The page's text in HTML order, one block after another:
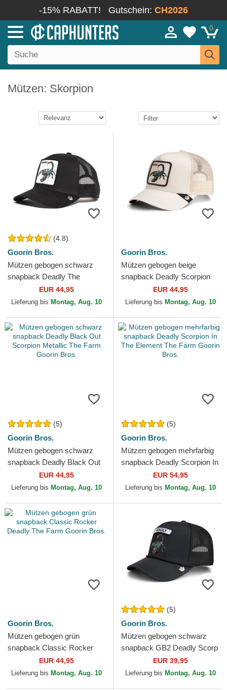
-15% RABATT! Gutschein: CH2026
0
Mützen: Skorpion
(4.8)
Goorin Bros.
Mützen gebogen schwarz
snapback Deadly The
Deadliest Scorpion The Farm
Goorin Bros.
EUR 44,95
Lieferung bis Montag, Aug. 10
Goorin Bros.
Mützen gebogen beige
snapback Deadly Scorpion
The Farm Goorin Bros.
EUR 44,95
Lieferung bis Montag, Aug. 10
(5)
Goorin Bros.
Mützen gebogen schwarz
snapback Deadly Black Out
Scorpion Metallic The Farm
Goorin Bros.
EUR 44,95
Lieferung bis Montag, Aug. 10
(5)
Goorin Bros.
Mützen gebogen mehrfarbig
snapback Deadly Scorpion In
The Element The Farm
Goorin Bros.
EUR 54,95
Lieferung bis Montag, Aug. 10
Goorin Bros.
Mützen gebogen grün
snapback Classic Rocker
Deadly The Farm Goorin
Bros.
EUR 44,95
Lieferung bis Montag, Aug. 10
(5)
Goorin Bros.
Mützen gebogen schwarz
snapback GB2 Deadly Scorp
The Rocker The Farm Goorin
Bros.
EUR 39,95
Lieferung bis Montag, Aug. 10